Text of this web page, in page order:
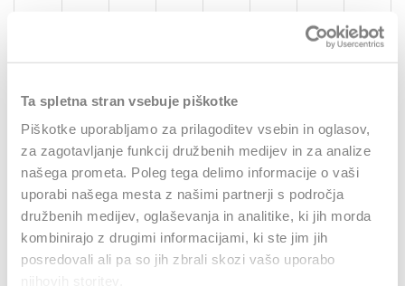
Ta spletna stran vsebuje piškotke
Piškotke uporabljamo za prilagoditev vsebin in oglasov,
za zagotavljanje funkcij družbenih medijev in za analize
našega prometa. Poleg tega delimo informacije o vaši
uporabi našega mesta z našimi partnerji s področja
družbenih medijev, oglaševanja in analitike, ki jih morda
kombinirajo z drugimi informacijami, ki ste jim jih
posredovali ali pa so jih zbrali skozi vašo uporabo
0
REPLIES
Leave a Reply
Want to join the discussion?
Feel free to contribute!